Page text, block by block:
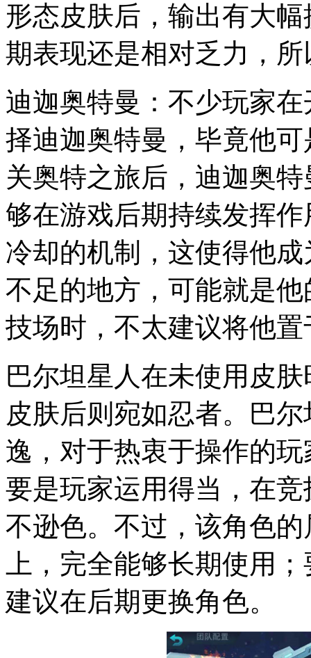
形态皮肤后，输出有大
期表现还是相对乏力，
迪迦奥特曼：不少玩家
择迪迦奥特曼，毕竟他
关奥特之旅后，迪迦奥
够在游戏后期持续发挥
冷却的机制，这使得他
不足的地方，可能就是
技场时，不太建议将他
巴尔坦星人在未使用皮
皮肤后则宛如忍者。巴
逸，对于热衷于操作的
要是玩家运用得当，在
不逊色。不过，该角色
上，完全能够长期使用
建议在后期更换角色。